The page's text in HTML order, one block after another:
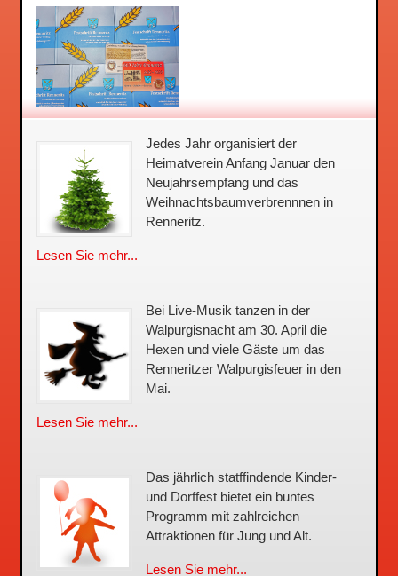
Jedes Jahr organisiert der
Heimatverein Anfang Januar den
Neujahrsempfang und das
Weihnachtsbaum­verbrennnen in
Renneritz.
Lesen Sie mehr...
Bei Live-Musik tanzen in der
Walpurgisnacht am 30. April die
Hexen und viele Gäste um das
Renneritzer Walpurgisfeuer in den
Mai.
Lesen Sie mehr...
Das jährlich statffindende Kinder-
und Dorffest bietet ein buntes
Programm mit zahlreichen
Attraktionen für Jung und Alt.
Lesen Sie mehr...